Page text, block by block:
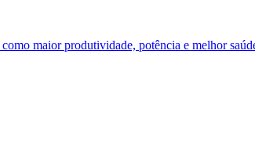
maior produtividade, potência e melhor